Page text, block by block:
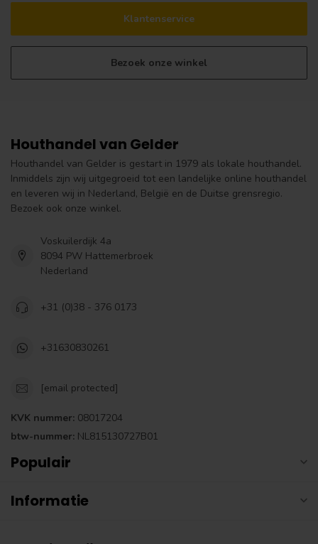
Klantenservice
Bezoek onze winkel
Houthandel van Gelder
Houthandel van Gelder is gestart in 1979 als lokale houthandel.
Inmiddels zijn wij uitgegroeid tot een landelijke online houthandel
en leveren wij in Nederland, België en de Duitse grensregio.
Bezoek ook onze winkel.
Voskuilerdijk 4a
8094 PW Hattemerbroek
Nederland
+31 (0)38 - 376 0173
+31630830261
[email protected]
KVK nummer: 08017204
btw-nummer: NL815130727B01
Populair
Informatie